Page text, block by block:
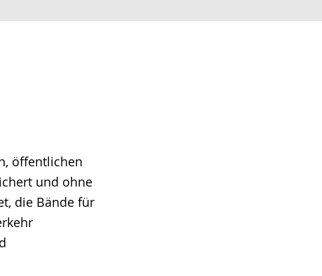
öffentlichen
und ohne
die Bände für